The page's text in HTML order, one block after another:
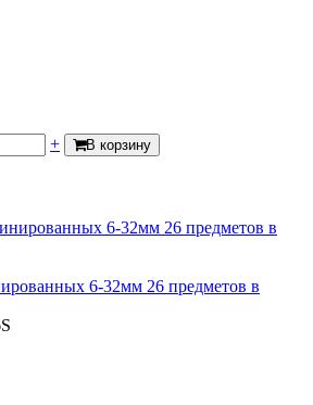
+ В корзину
6-32мм 26 предметов в